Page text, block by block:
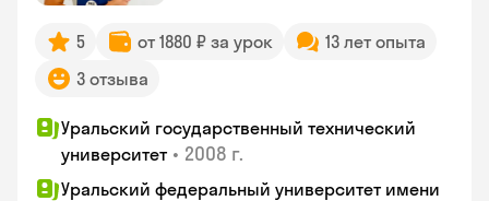
5 от 1880 ₽ за урок
13 лет опыта
3 отзыва
Уральский государственный технический
университет • 2008 г.
Уральский федеральный университет имени